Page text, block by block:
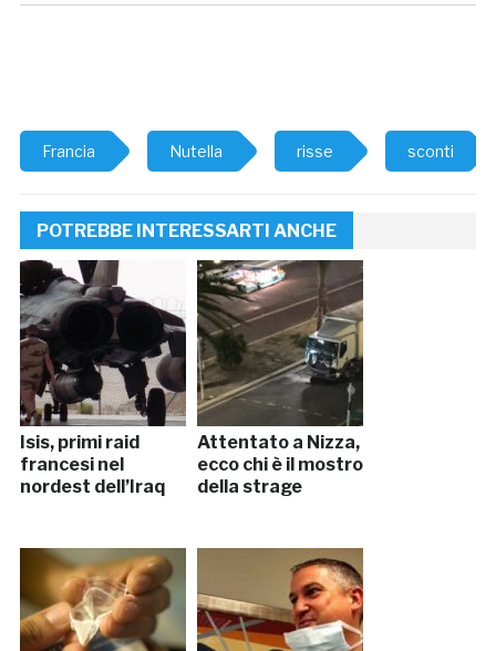
Francia Nutella risse sconti
POTREBBE INTERESSARTI ANCHE
Isis, primi raid
francesi nel
nordest dell’Iraq
Attentato a Nizza,
ecco chi è il mostro
della strage